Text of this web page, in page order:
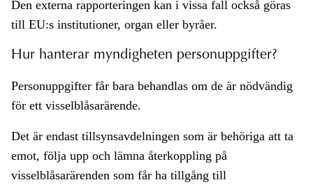
Den externa rapporteringen kan i vissa fall också göras
till EU:s institutioner, organ eller byråer.
Hur hanterar myndigheten personuppgifter?
Personuppgifter får bara behandlas om de är nödvändig
för ett visselblåsarärende.
Det är endast tillsynsavdelningen som är behöriga att ta
emot, följa upp och lämna återkoppling på
visselblåsarärenden som får ha tillgång till